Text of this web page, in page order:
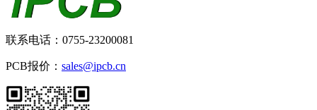
联系电话：0755-23200081
PCB报价： sales@ipcb.cn